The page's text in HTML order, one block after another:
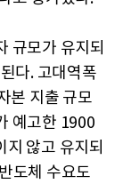
규모가 유지되
다. 고대역폭
본 지출 규모
예고한 1900
않고 유지되
도체 수요도